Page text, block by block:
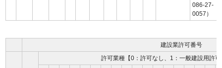
086-27-
0057）
建設業許可番号
許可業種【0：許可なし、1：一般建設用許